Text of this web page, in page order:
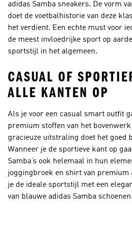
adidas Samba sneakers. De vorm
doet de voetbalhistorie van deze
het verdient. Een echte must voor
de meest invloedrijke sport op
sportstijl in het algemeen.
CASUAL OF
ALLE KANTEN OP
Als je voor een casual smart outfit
premium stoffen van het
gracieuze uitstraling doet het goed
Wanneer je de sportieve kant op
Samba’s ook helemaal in hun
joggingbroek en shirt van
je de ideale sportstijl met een
van blauwe adidas Samba schoenen.